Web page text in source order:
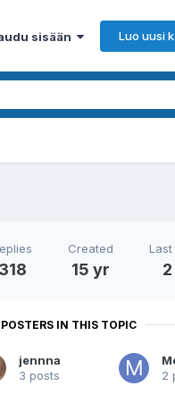
sisään Luo uusi
318
Created
15 yr
Last
IN THIS TOPIC
jennna
3 posts
2